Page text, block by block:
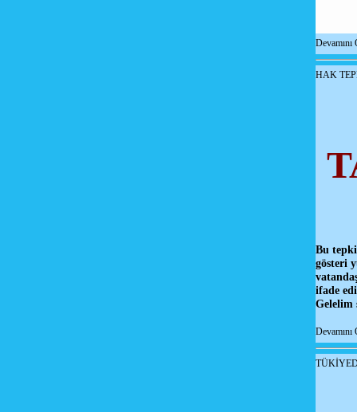
Devamını
HAK
Bu
gösteri
ifade
Gelelim
Devamını